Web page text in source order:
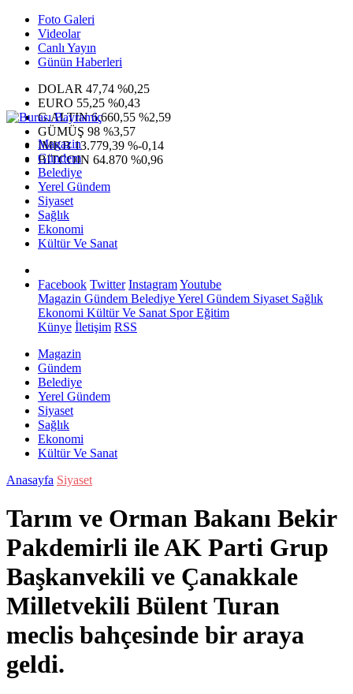
Foto Galeri
Videolar
Canlı Yayın
Günün Haberleri
DOLAR 47,74 %0,25
EURO 55,25 %0,43
G.ALTIN6.660,55 %2,59
GÜMÜŞ 98 %3,57
IMKB13.779,39 %-0,14
BITCOIN 64.870 %0,96
Magazin
Gündem
Belediye
Yerel Gündem
Siyaset
Sağlık
Ekonomi
Kültür Ve Sanat
Facebook Twitter InstagramYoutube
Magazin Gündem BelediyeYerel Gündem Siyaset Sağlık
Ekonomi Kültür Ve Sanat SporEğitim
Künye İletişim RSS
Magazin
Gündem
Belediye
Yerel Gündem
Siyaset
Sağlık
Ekonomi
Kültür Ve Sanat
Anasayfa Siyaset
Tarım ve Orman Bakanı Bekir
Pakdemirli ile AK Parti Grup
Başkanvekili ve Çanakkale
Milletvekili Bülent Turan
meclis bahçesinde bir araya
geldi.